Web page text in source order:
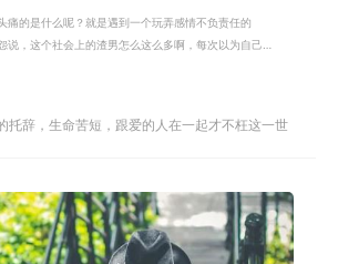
痛的是什么呢？就是遇到一个玩弄感情不负责任的
说，这个社会上的渣男怎么这么多啊，每次以为自己
辞，生命苦短，跟爱的人在一起才不枉这一世